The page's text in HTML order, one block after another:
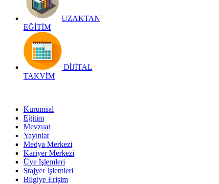
UZAKTAN
EĞİTİM
DİJİTAL
TAKVİM
Kurumsal
Eğitim
Mevzuat
Yayınlar
Medya Merkezi
Kariyer Merkezi
Üye İşlemleri
Stajyer İşlemleri
Bilgiye Erişim